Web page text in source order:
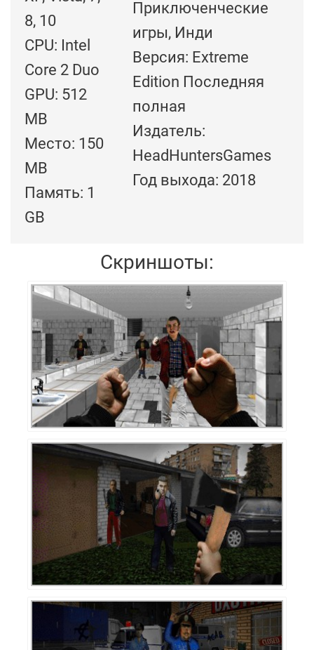
8, 10
CPU: Intel
Core 2 Duo
GPU: 512
MB
Место: 150
MB
Память: 1
GB
Приключенческие
игры, Инди
Версия: Extreme
Edition Последняя
полная
Издатель:
HeadHuntersGames
Год выхода: 2018
Скриншоты: